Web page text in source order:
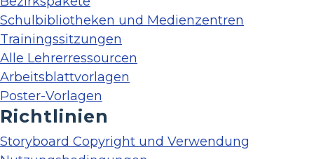
Schulbibliotheken und Medienzentren
Trainingssitzungen
Alle Lehrerressourcen
Arbeitsblattvorlagen
Poster-Vorlagen
Richtlinien
Storyboard Copyright und Verwendung